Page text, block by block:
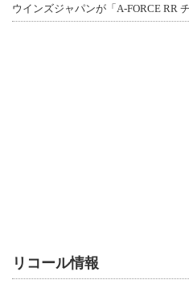
ウインズジャパンが「A-FORCE RR
リコール情報